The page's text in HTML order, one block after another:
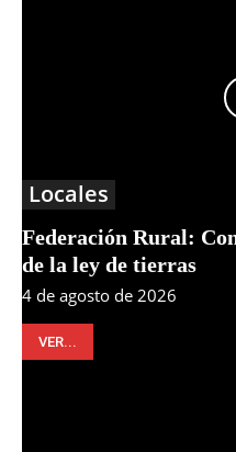
Locales
Federación Rural:
de la ley de tierras
4 de agosto de 2026
VER...